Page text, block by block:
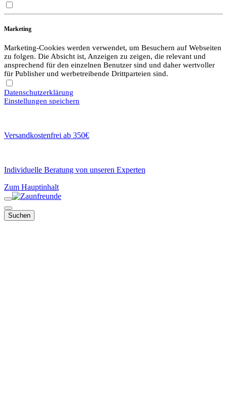
Marketing
Marketing-Cookies werden verwendet, um Besuchern auf Webseiten
zu folgen. Die Absicht ist, Anzeigen zu zeigen, die relevant und
ansprechend für den einzelnen Benutzer sind und daher wertvoller
für Publisher und werbetreibende Drittparteien sind.
Datenschutzerklärung
Einstellungen speichern
Versandkostenfrei ab 350€
Individuelle Beratung von unseren Experten
Zum Hauptinhalt
Suchen